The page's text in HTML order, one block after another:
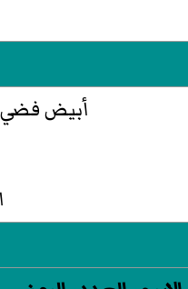
أبيض فضي